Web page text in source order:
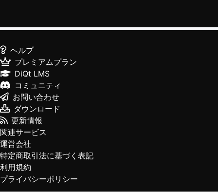
ヘルプ
プレミアムプラン
DiQt LMS
コミュニティ
お問い合わせ
ダウンロード
更新情報
関連サービス
運営会社
特定商取引法に基づく表記
利用規約
プライバシーポリシー